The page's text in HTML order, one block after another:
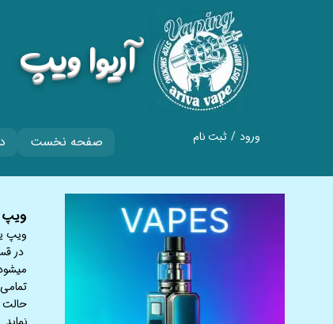
صفحه نخست ورود / ثبت نام
تغییر گذر واژه
سفارشات
خروج از حساب
​آریوا ویپ
​​​​​​ویپ
ویپ
در
حالت